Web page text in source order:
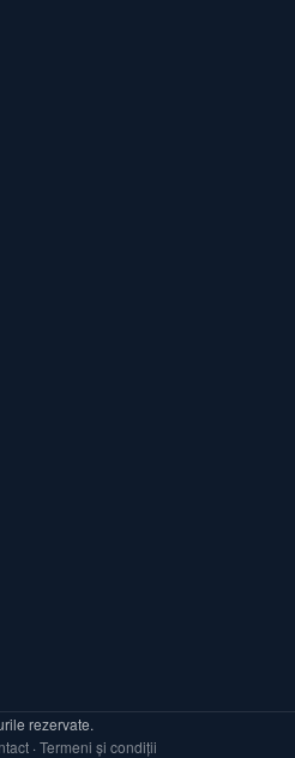
rezervate.
·Termeni și condiții